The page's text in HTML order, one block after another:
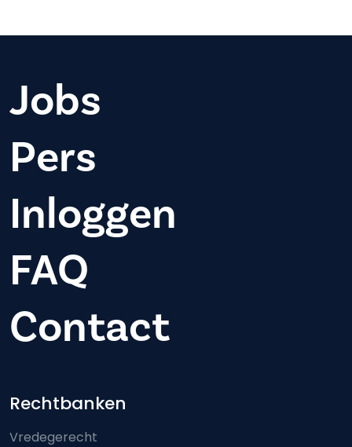
Jobs
Pers
Inloggen
FAQ
Contact
Footer-menu
Rechtbanken
Vredegerecht